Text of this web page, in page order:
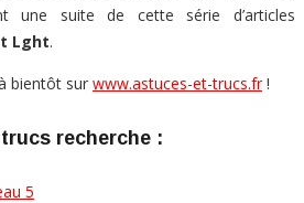
une suite de cette série d’articles
Lght.
bientôt sur www.astuces-et-trucs.fr!
recherche :
5